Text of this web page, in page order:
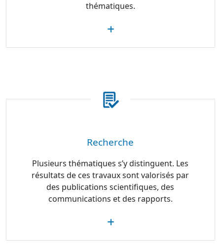
thématiques.
Recherche
Plusieurs thématiques s’y distinguent. Les
résultats de ces travaux sont valorisés par
des publications scientifiques, des
communications et des rapports.